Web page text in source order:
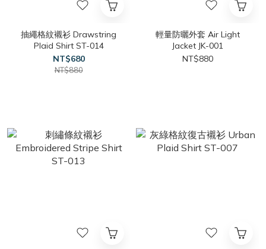
抽繩格紋襯衫 Drawstring
Plaid Shirt ST-014
NT$680
NT$880
輕量防曬外套 Air Light
Jacket JK-001
NT$880